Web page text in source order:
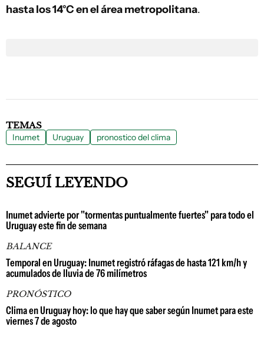
hasta los 14°C en el área metropolitana.
TEMAS
Inumet Uruguay pronostico del clima
SEGUÍ LEYENDO
Inumet advierte por "tormentas puntualmente fuertes" para todo el
Uruguay este fin de semana
BALANCE
Temporal en Uruguay: Inumet registró ráfagas de hasta 121 km/h y
acumulados de lluvia de 76 milímetros
PRONÓSTICO
Clima en Uruguay hoy: lo que hay que saber según Inumet para este
viernes 7 de agosto